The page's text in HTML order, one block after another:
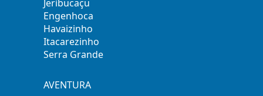
Jeribucaçu
Engenhoca
Havaizinho
Itacarezinho
Serra Grande
AVENTURA